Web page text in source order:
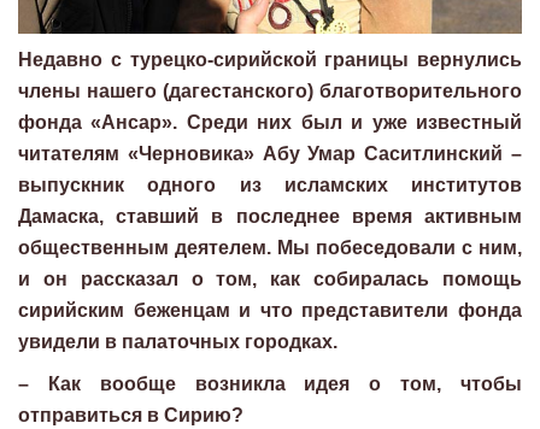
Недавно с турецко-сирийской границы вернулись
члены нашего (дагестанского) благотворительного
фонда «Ансар». Среди них был и уже известный
читателям «Черновика» Абу Умар Саситлинский –
выпускник одного из исламских институтов
Дамаска, ставший в последнее время активным
общественным деятелем. Мы побеседовали с ним,
и он рассказал о том, как собиралась помощь
сирийским беженцам и что представители фонда
увидели в палаточных городках.
– Как вообще возникла идея о том, чтобы
отправиться в Сирию?